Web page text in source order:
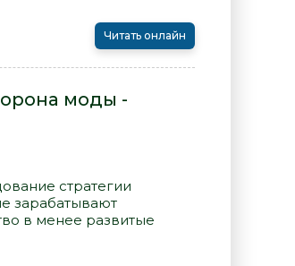
Читать онлайн
моды -
стратегии
зарабатывают
в менее развитые